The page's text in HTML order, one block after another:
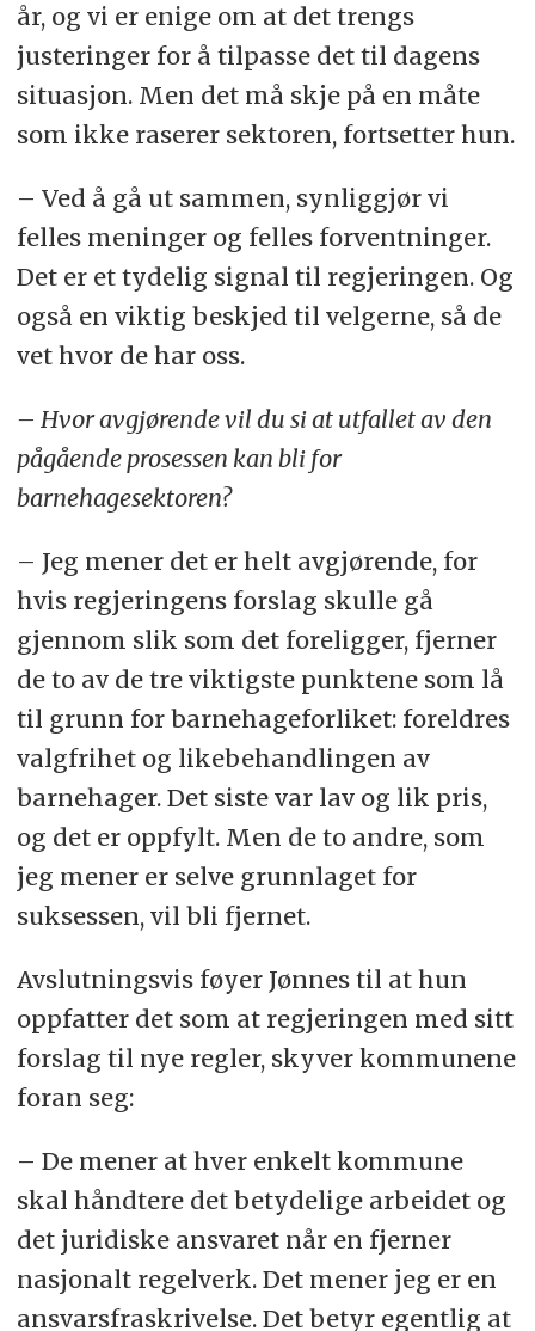
år, og vi er enige om at det trengs
justeringer for å tilpasse det til dagens
situasjon. Men det må skje på en måte
som ikke raserer sektoren, fortsetter hun.
– Ved å gå ut sammen, synliggjør vi
felles meninger og felles forventninger.
Det er et tydelig signal til regjeringen. Og
også en viktig beskjed til velgerne, så de
vet hvor de har oss.
– Hvor avgjørende vil du si at utfallet av den
pågående prosessen kan bli for
barnehagesektoren?
– Jeg mener det er helt avgjørende, for
hvis regjeringens forslag skulle gå
gjennom slik som det foreligger, fjerner
de to av de tre viktigste punktene som lå
til grunn for barnehageforliket: foreldres
valgfrihet og likebehandlingen av
barnehager. Det siste var lav og lik pris,
og det er oppfylt. Men de to andre, som
jeg mener er selve grunnlaget for
suksessen, vil bli fjernet.
Avslutningsvis føyer Jønnes til at hun
oppfatter det som at regjeringen med sitt
forslag til nye regler, skyver kommunene
foran seg:
– De mener at hver enkelt kommune
skal håndtere det betydelige arbeidet og
det juridiske ansvaret når en fjerner
nasjonalt regelverk. Det mener jeg er en
ansvarsfraskrivelse. Det betyr egentlig at